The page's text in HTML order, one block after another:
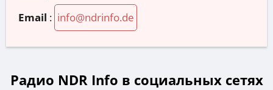
Email : info@ndrinfo.de
Радио NDR Info в социальных сетях